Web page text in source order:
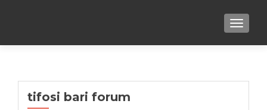
tifosi bari forum